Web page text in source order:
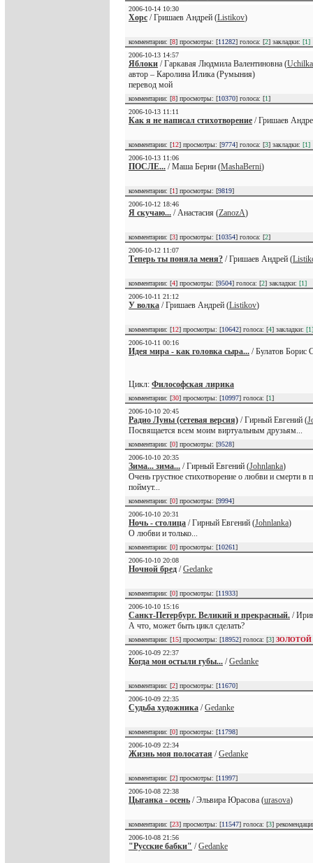
2006-10-14 10:30
Хорс / Гришаев Андрей (Listikov)
комментарии: [8] просмотры: [11282] голоса: [2] закладки: [1]
2006-10-13 14:57
Яблоки / Гаркавая Людмила Валентиновна (Uchilka
автор – Каролина Илика (Румыния)
перевод мой
комментарии: [8] просмотры: [10370] голоса: [1]
2006-10-13 11:11
Как я не написал стихотворение / Гришаев
комментарии: [12] просмотры: [9774] голоса: [3] закладки: [1]
2006-10-13 11:06
ПОСЛЕ... / Маша Берни (MashaBerni)
комментарии: [1] просмотры: [9819]
2006-10-12 18:46
Я скучаю... / Анастасия (ZanozA)
комментарии: [3] просмотры: [10354] голоса: [2]
2006-10-12 11:07
Теперь ты поняла меня? / Гришаев Андрей (
комментарии: [4] просмотры: [9504] голоса: [2] закладки: [1]
2006-10-11 21:12
У волка / Гришаев Андрей (Listikov)
комментарии: [12] просмотры: [10642] голоса: [4] закладки: [1]
2006-10-11 00:16
Идея мира - как головка сыра... / Булатов Борис
Цикл: Философская лирика
комментарии: [30] просмотры: [10997] голоса: [1]
2006-10-10 20:45
Радио Луны (сетевая версия) / Гирный Евгений (
Посвящается всем моим виртуальным друзьям...
комментарии: [0] просмотры: [9528]
2006-10-10 20:35
Зима... зима... / Гирный Евгений (Johnlanka)
Очень грустное стихотворение о любви и смерти
поймут...
комментарии: [0] просмотры: [9994]
2006-10-10 20:31
Ночь - столица / Гирный Евгений (Johnlanka)
О любви и только...
комментарии: [0] просмотры: [10261]
2006-10-10 20:08
Ночной бред /Gedanke
комментарии: [0] просмотры: [11933]
2006-10-10 15:16
Санкт-Петербург. Великий и прекрасный. /
А что, может быть цикл сделать?
комментарии: [15] просмотры: [18952] голоса: [3]
2006-10-09 22:37
Когда мои остыли губы... /Gedanke
комментарии: [2] просмотры: [11670]
2006-10-09 22:35
Судьба художника /Gedanke
комментарии: [0] просмотры: [11798]
2006-10-09 22:34
Жизнь моя полосатая /Gedanke
комментарии: [2] просмотры: [11997]
2006-10-08 22:38
Цыганка - осень / Эльвира Юрасова (urasova)
комментарии: [23] просмотры: [11547] голоса: [3]
2006-10-08 21:56
"Русские бабки" /Gedanke